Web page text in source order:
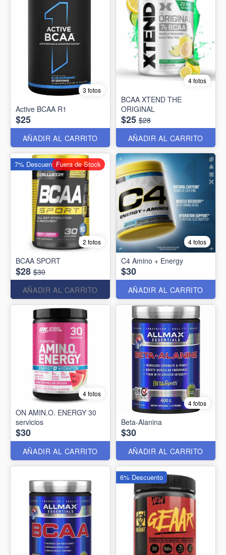
3 fotos
Active BCAA R1
$25
AÑADIR AL CARRITO
4 fotos
BCAA XTEND THE
ORIGINAL
$25 $28
AÑADIR AL CARRITO
2 fotos
BCAA SPORT
$28 $30
AÑADIR AL CARRITO
7% DescuentoFuera de Stock
4 fotos
C4 Amino + Energy
$30
AÑADIR AL CARRITO
4 fotos
ON AMIN.O. ENERGY 30
servicios
$30
AÑADIR AL CARRITO
4 fotos
Beta-Alanina
$30
AÑADIR AL CARRITO
6% Descuento